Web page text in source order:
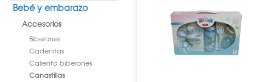
Bebé y embarazo
Accesorios
Biberones
Cadenitas
Calienta biberones
Canastillas